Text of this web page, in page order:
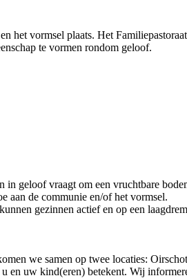
het vormsel plaats. Het
te vormen rondom geloof.
in geloof vraagt om een vruchtbare
aan de communie en/of het vormsel.
gezinnen actief en op een
we samen op twee locaties:
uw kind(eren) betekent. Wij